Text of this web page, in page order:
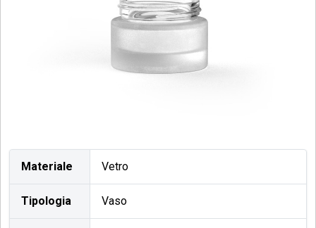
Materiale Vetro
Tipologia Vaso